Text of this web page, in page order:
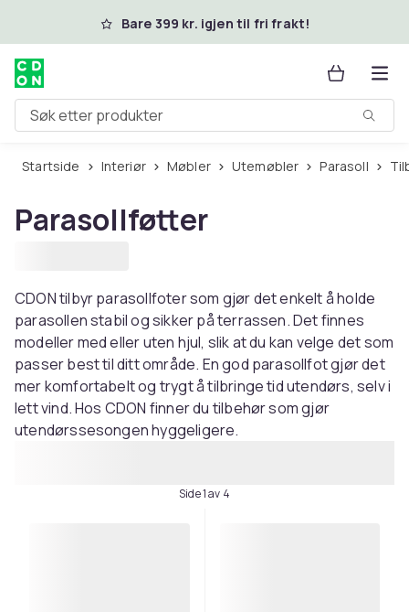
Hopp til hovedinnholdBare 399 kr. igjen til fri frakt!
Søk etter produkter
Startside Interiør Møbler Utemøbler Parasoll
Parasollføtter
CDON tilbyr parasollfoter som gjør det enkelt å holde
parasollen stabil og sikker på terrassen. Det finnes
modeller med eller uten hjul, slik at du kan velge det som
passer best til ditt område. En god parasollfot gjør det
mer komfortabelt og trygt å tilbringe tid utendørs, selv i
lett vind. Hos CDON finner du tilbehør som gjør
utendørssesongen hyggeligere.
Side 1 av 4